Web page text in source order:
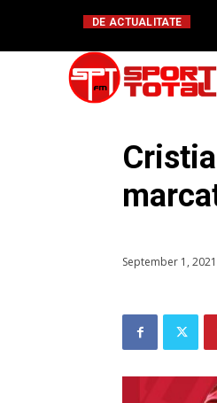
DE ACTUALITATE
September 1, 2021